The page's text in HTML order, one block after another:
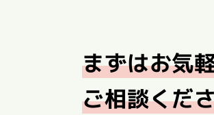
まずはお気
ご相談くだ